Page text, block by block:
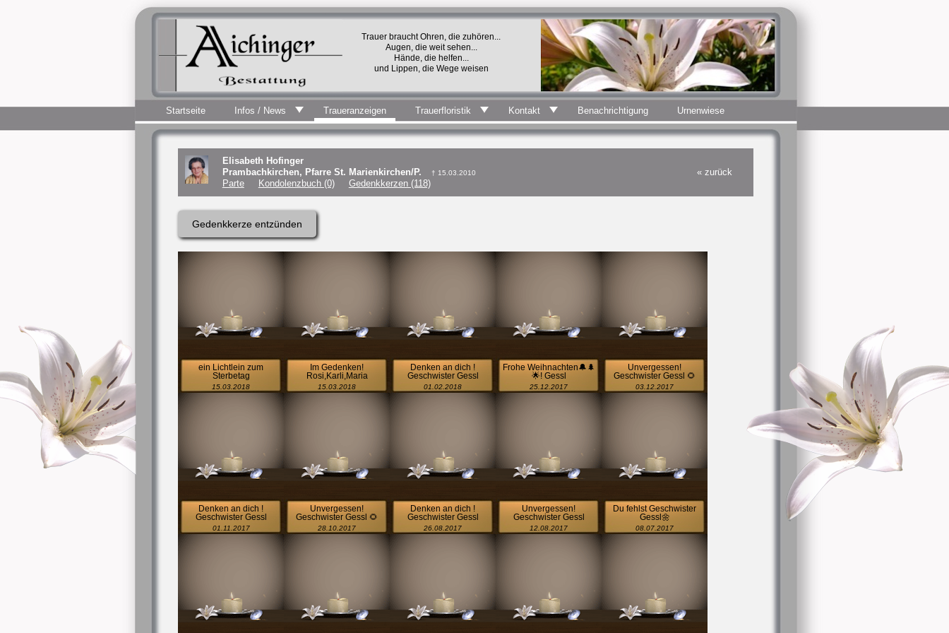
Startseite Infos / News Traueranzeigen Trauerfloristik Kontakt Benachrichtigung Urnenwiese
Elisabeth Hofinger
Prambachkirchen, Pfarre St. Marienkirchen/P.
† 15.03.2010
« zurück
Parte
Kondolenzbuch (0) Gedenkkerzen (118)
Gedenkkerze entzünden
ein Lichtlein zum
Sterbetag
15.03.2018
Im Gedenken!
Rosi,Karli,Maria
15.03.2018
Denken an dich !
Geschwister Gessl
01.02.2018
Frohe Weihnachten🔔🌲
🌟! Gessl
25.12.2017
Unvergessen!
Geschwister Gessl 🌻
03.12.2017
Denken an dich !
Geschwister Gessl
01.11.2017
Unvergessen!
Geschwister Gessl 🌻
28.10.2017
Denken an dich !
Geschwister Gessl
26.08.2017
Unvergessen!
Geschwister Gessl
12.08.2017
Du fehlst Geschwister
Gessl🌼
08.07.2017
Trauer braucht Ohren, die zuhören...
Augen, die weit sehen...
Hände, die helfen...
und Lippen, die Wege weisen